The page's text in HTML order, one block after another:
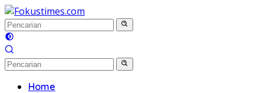
Langsung
ke
konten
Home